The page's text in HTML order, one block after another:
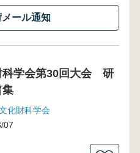
ール通知
科学会第30回大会 研
集
化財科学会
07